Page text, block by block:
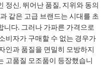
정신, 뛰어난 품질, 지위와 동의
같은 고급 브랜드는 시대를 초
니다. 그러나 가파른 가격으로
비자가 구매할 수 없는 경우가
인과 품질을 면밀히 모방하지
고품질 모조품이 등장했습니